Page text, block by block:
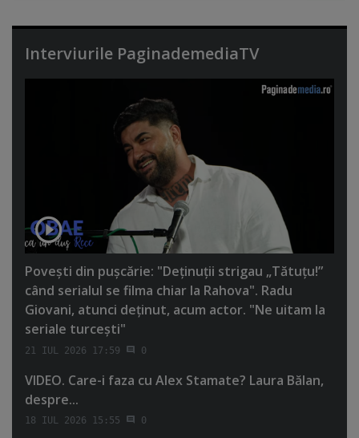
Interviurile PaginademediaTV
Poveşti din puşcărie: "Deţinuţii strigau „Tătuţu!”
când serialul se filma chiar la Rahova". Radu
Giovani, atunci deţinut, acum actor. "Ne uitam la
seriale turceşti"
21 IUL 2026 17:59 0
VIDEO. Care-i faza cu Alex Stamate? Laura Bălan,
despre...
18 IUL 2026 15:55 0